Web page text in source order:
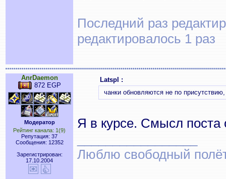
Последний раз
редактировалось 1 раз
AnrDaemon
872 EGP
Модератор
Рейтинг канала: 1(9)
Репутация: 37
Сообщения: 12352
Зарегистрирован:
17.10.2004
Latspl :
чанки обновляются не по
Я в курсе. Смысл поста
Люблю свободный